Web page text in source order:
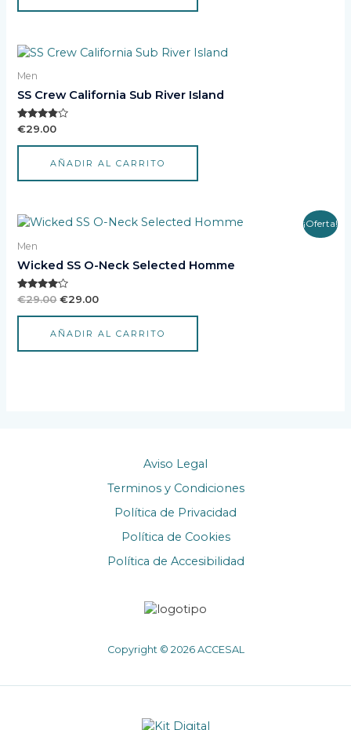
Men
SS Crew California Sub River Island
Valorado
3.67
€29.00
AÑADIR AL CARRITO
¡Oferta!
Men
Wicked SS O-Neck Selected Homme
Valorado
4.00
€29.00
El
era:
€29.00.
€29.00
El
es:
€29.00.
AÑADIR AL CARRITO
Aviso Legal
Terminos y Condiciones
Política de Privacidad
Política de Cookies
Política de Accesibilidad
Copyright © 2026 ACCESAL